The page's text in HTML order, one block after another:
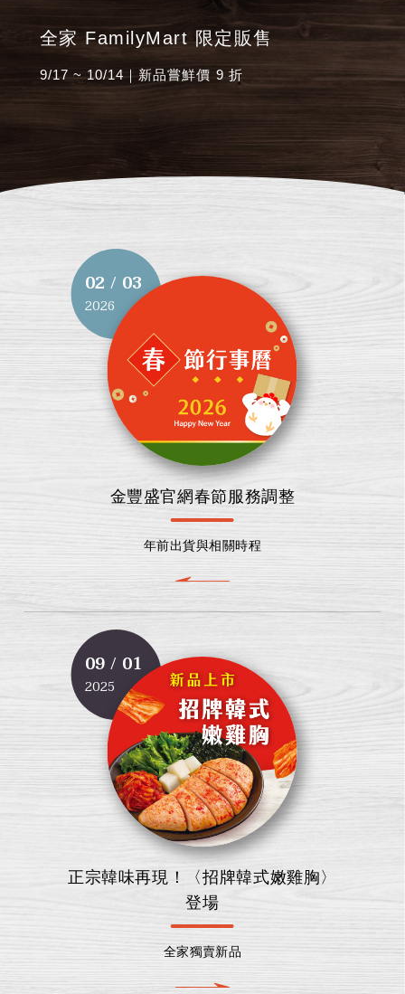
全家 FamilyMart 限定販售
9/17 ~ 10/14｜新品嘗鮮價 9 折
02 / 03
2026
金豐盛官網春節服務調整
年前出貨與相關時程
09 / 01
2025
正宗韓味再現！〈招牌韓式嫩雞胸〉
登場
全家獨賣新品